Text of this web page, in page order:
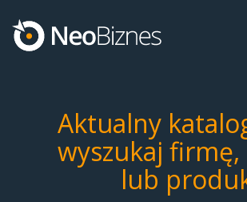
Aktualny
wyszukaj firmę,
lub